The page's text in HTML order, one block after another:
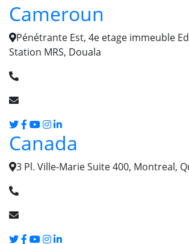
Cameroun
Pénétrante Est, 4e etage immeuble
Station MRS, Douala
Canada
3 Pl. Ville-Marie Suite 400, Montreal,